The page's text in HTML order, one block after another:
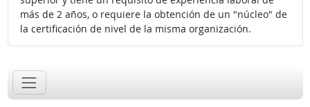
más de 2 años, o requiere la obtención de un "núcleo" de
la certificación de nivel de la misma organización.